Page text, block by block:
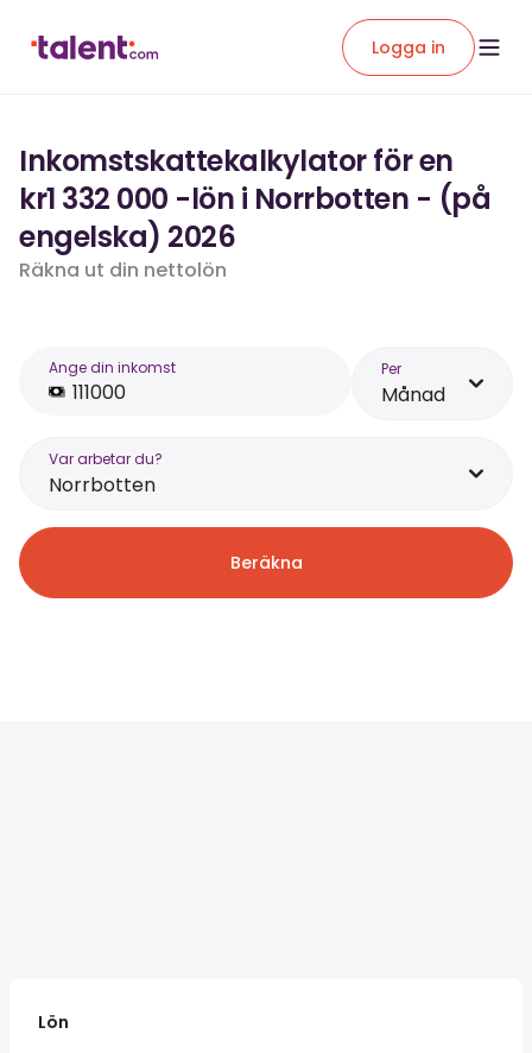
Logga in
Inkomstskattekalkylator för en
kr1 332 000 -lön i Norrbotten - (på
engelska) 2026
Räkna ut din nettolön
Ange din inkomst Per
Månad
Var arbetar du?
Norrbotten
Beräkna
Lön